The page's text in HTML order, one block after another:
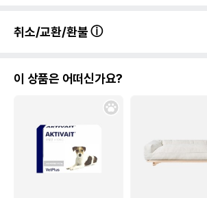
취소/교환/환불
이 상품은 어떠신가요?